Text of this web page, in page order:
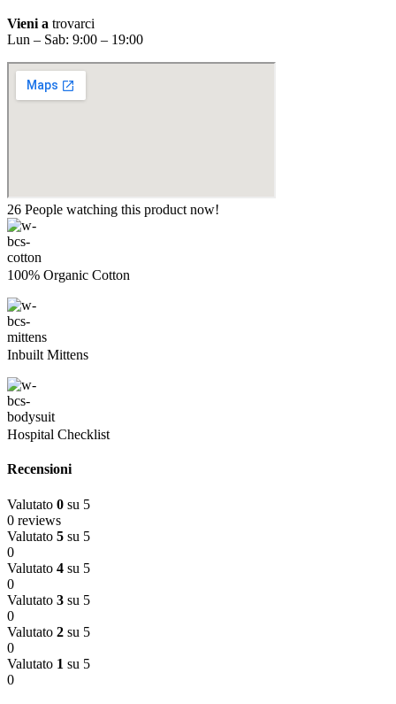
Vieni a trovarci
Lun – Sab: 9:00 – 19:00
26 People watching this product now!
100% Organic Cotton
Inbuilt Mittens
Hospital Checklist
Recensioni
Valutato 0 su 5
0 reviews
Valutato 5 su 5
0
Valutato 4 su 5
0
Valutato 3 su 5
0
Valutato 2 su 5
0
Valutato 1 su 5
0